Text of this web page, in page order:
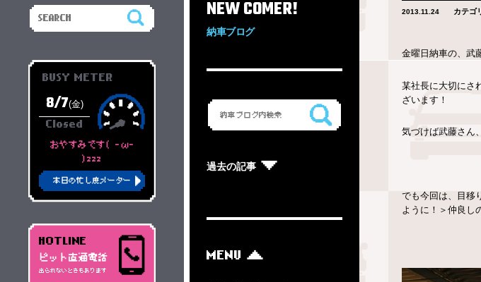
NEW COMER!
納車ブログ
過去の記事
MENU
2013.11.24 カテゴ
金曜日納車の、武
某社長に大切にさ
ざいます！
気づけば武藤さん
でも今回は、目移
ように！＞仲良し
BUSY METER
8/7(金)
Closed
おやすみです( -ω-
)zzz
本日の忙し度メーター
HOTLINE
ピット直通電話
出られないときもあります